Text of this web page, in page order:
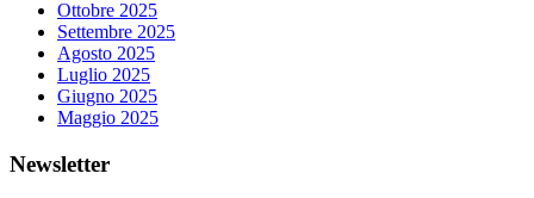
Ottobre 2025
Settembre 2025
Agosto 2025
Luglio 2025
Giugno 2025
Maggio 2025
Newsletter